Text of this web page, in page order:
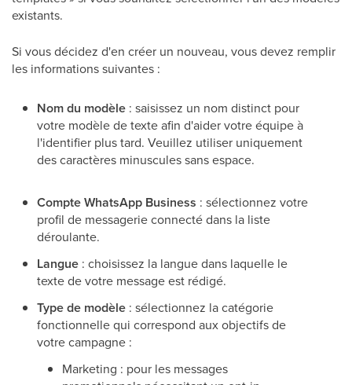
existants.
Si vous décidez d'en créer un nouveau, vous devez remplir
les informations suivantes :
Nom du modèle : saisissez un nom distinct pour
votre modèle de texte afin d'aider votre équipe à
l'identifier plus tard. Veuillez utiliser uniquement
des caractères minuscules sans espace.
Compte WhatsApp Business : sélectionnez votre
profil de messagerie connecté dans la liste
déroulante.
Langue : choisissez la langue dans laquelle le
texte de votre message est rédigé.
Type de modèle : sélectionnez la catégorie
fonctionnelle qui correspond aux objectifs de
votre campagne :
Marketing : pour les messages